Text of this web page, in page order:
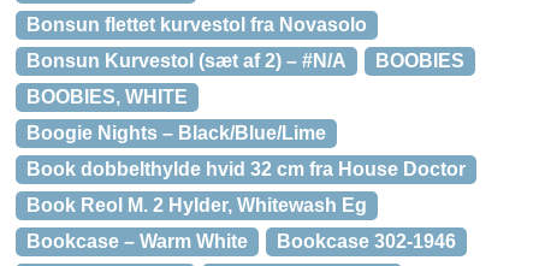
Bonsun flettet kurvestol fra Novasolo
Bonsun Kurvestol (sæt af 2) – #N/A
BOOBIES
BOOBIES, WHITE
Boogie Nights – Black/Blue/Lime
Book dobbelthylde hvid 32 cm fra House Doctor
Book Reol M. 2 Hylder, Whitewash Eg
Bookcase – Warm White
Bookcase 302-1946